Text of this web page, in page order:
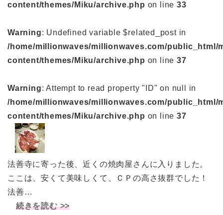
content/themes/Miku/archive.php on line33
Warning: Undefined variable $related_post in
/home/millionwaves/millionwaves.com/public_html/
content/themes/Miku/archive.php on line37
Warning: Attempt to read property "ID" on null in
/home/millionwaves/millionwaves.com/public_html/
content/themes/Miku/archive.php on line37
法善寺に寄った後、近くの焼肉屋さんに入りました。
ここは、安くて美味しくて、ＣＰの高さ抜群でした！
法善…
続きを読む >>